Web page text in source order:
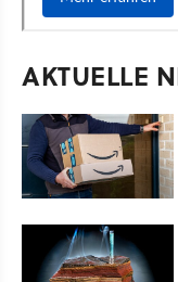
AKTUELLE